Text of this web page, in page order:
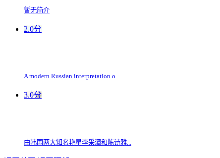
暂无简介
2.0分
A modern Russian interpretation o...
3.0分
由韩国两大知名艳星李采潭和陈诗雅...